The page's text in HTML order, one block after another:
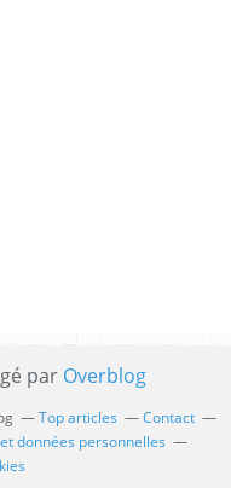
par Overblog
Top articles
Contact
données personnelles